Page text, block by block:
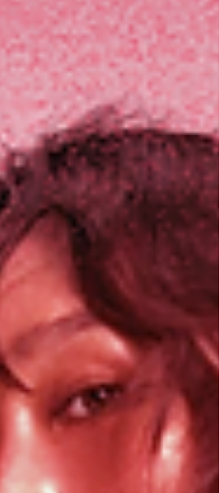
coréens et fans français. À travers des
exemples concrets issus de la K-pop,
dramas et de faits réels, il décrypte les
mécanismes culturels et
qui transforment la vie privée des idols
en enjeu public.